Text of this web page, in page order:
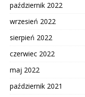
październik 2022
wrzesień 2022
sierpień 2022
czerwiec 2022
maj 2022
październik 2021